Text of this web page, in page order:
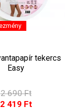
tekercs
Easy
2 690 Ft
2 419 Ft